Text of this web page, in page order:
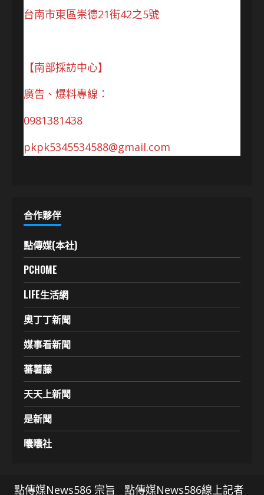
台南市東區崇德21街42之5號
【南部採訪中心】
廣告、爆料專線：
0981381438
pkpk5345534588@gmail.com
合作夥伴
點傳媒(本社)
PCHOME
LIFE生活網
奧丁丁新聞
媒事看新聞
蕃薯藤
天天上新聞
是新聞
囔囔社
點傳媒News586 宗旨 點傳媒News586線上記者